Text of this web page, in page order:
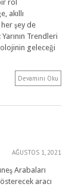
rol
akıllı
her şey de
Trendleri
geleceği
Devamını Oku
AĞUSTOS 1, 2021
Arabaları
aracı